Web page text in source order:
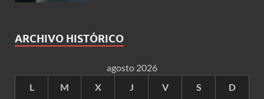
ARCHIVO HISTÓRICO
agosto 2026
L
M X J V S D